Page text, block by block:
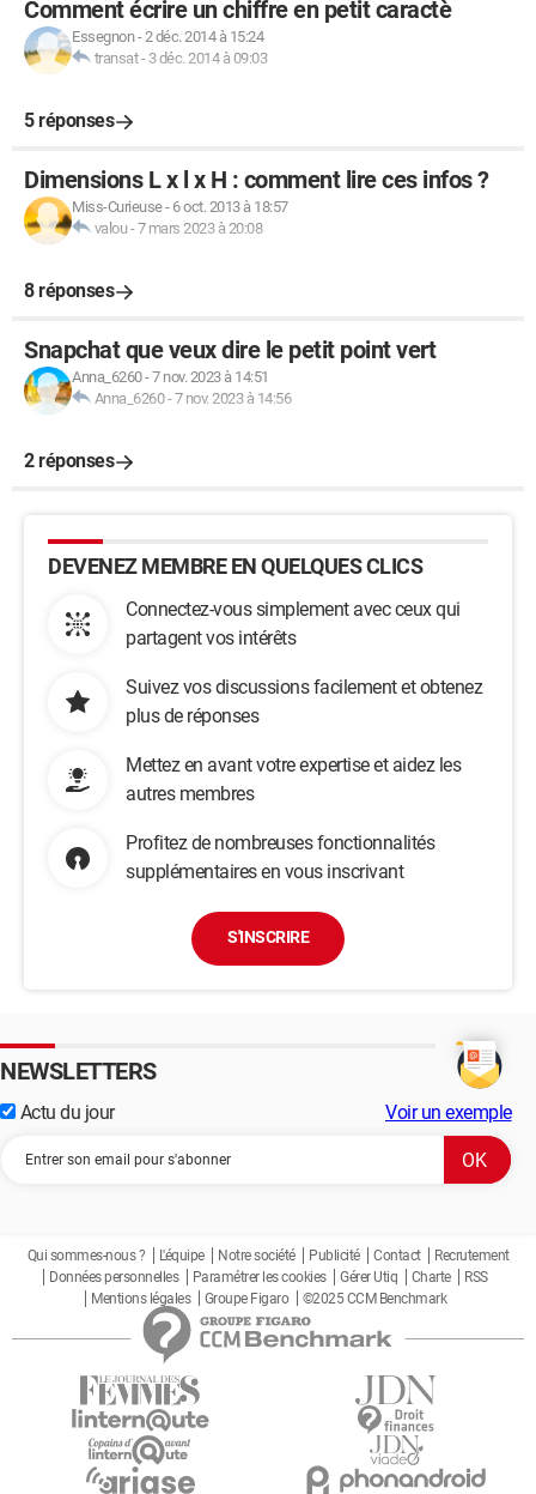
Comment écrire un chiffre en petit caractè
Essegnon-2 déc. 2014 à 15:24
transat- 3 déc. 2014 à 09:03
5 réponses
Dimensions L x l x H : comment lire ces infos ?
Miss-Curieuse- 6 oct. 2013 à 18:57
valou-7 mars 2023 à 20:08
8 réponses
Snapchat que veux dire le petit point vert
Anna_6260-7 nov. 2023 à 14:51
Anna_6260-7 nov. 2023 à 14:56
2 réponses
DEVENEZ MEMBRE EN QUELQUES CLICS
Connectez-vous simplement avec ceux qui
partagent vos intérêts
Suivez vos discussions facilement et obtenez
plus de réponses
Mettez en avant votre expertise et aidez les
autres membres
Profitez de nombreuses fonctionnalités
supplémentaires en vous inscrivant
S'INSCRIRE
NEWSLETTERS
Actu du jour Voir un exemple
Qui sommes-nous ? L'équipe Notre société Publicité Contact
Recrutement
Données personnelles
Paramétrer les cookies Gérer Utiq Charte
RSS
Mentions légales
Groupe Figaro ©2025 CCM Benchmark